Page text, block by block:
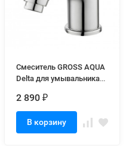
Смеситель GROSS AQUA
Delta для умывальника
2 890 ₽
В корзину